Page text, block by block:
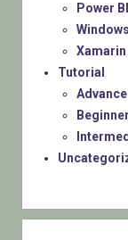
Power
Tutorial